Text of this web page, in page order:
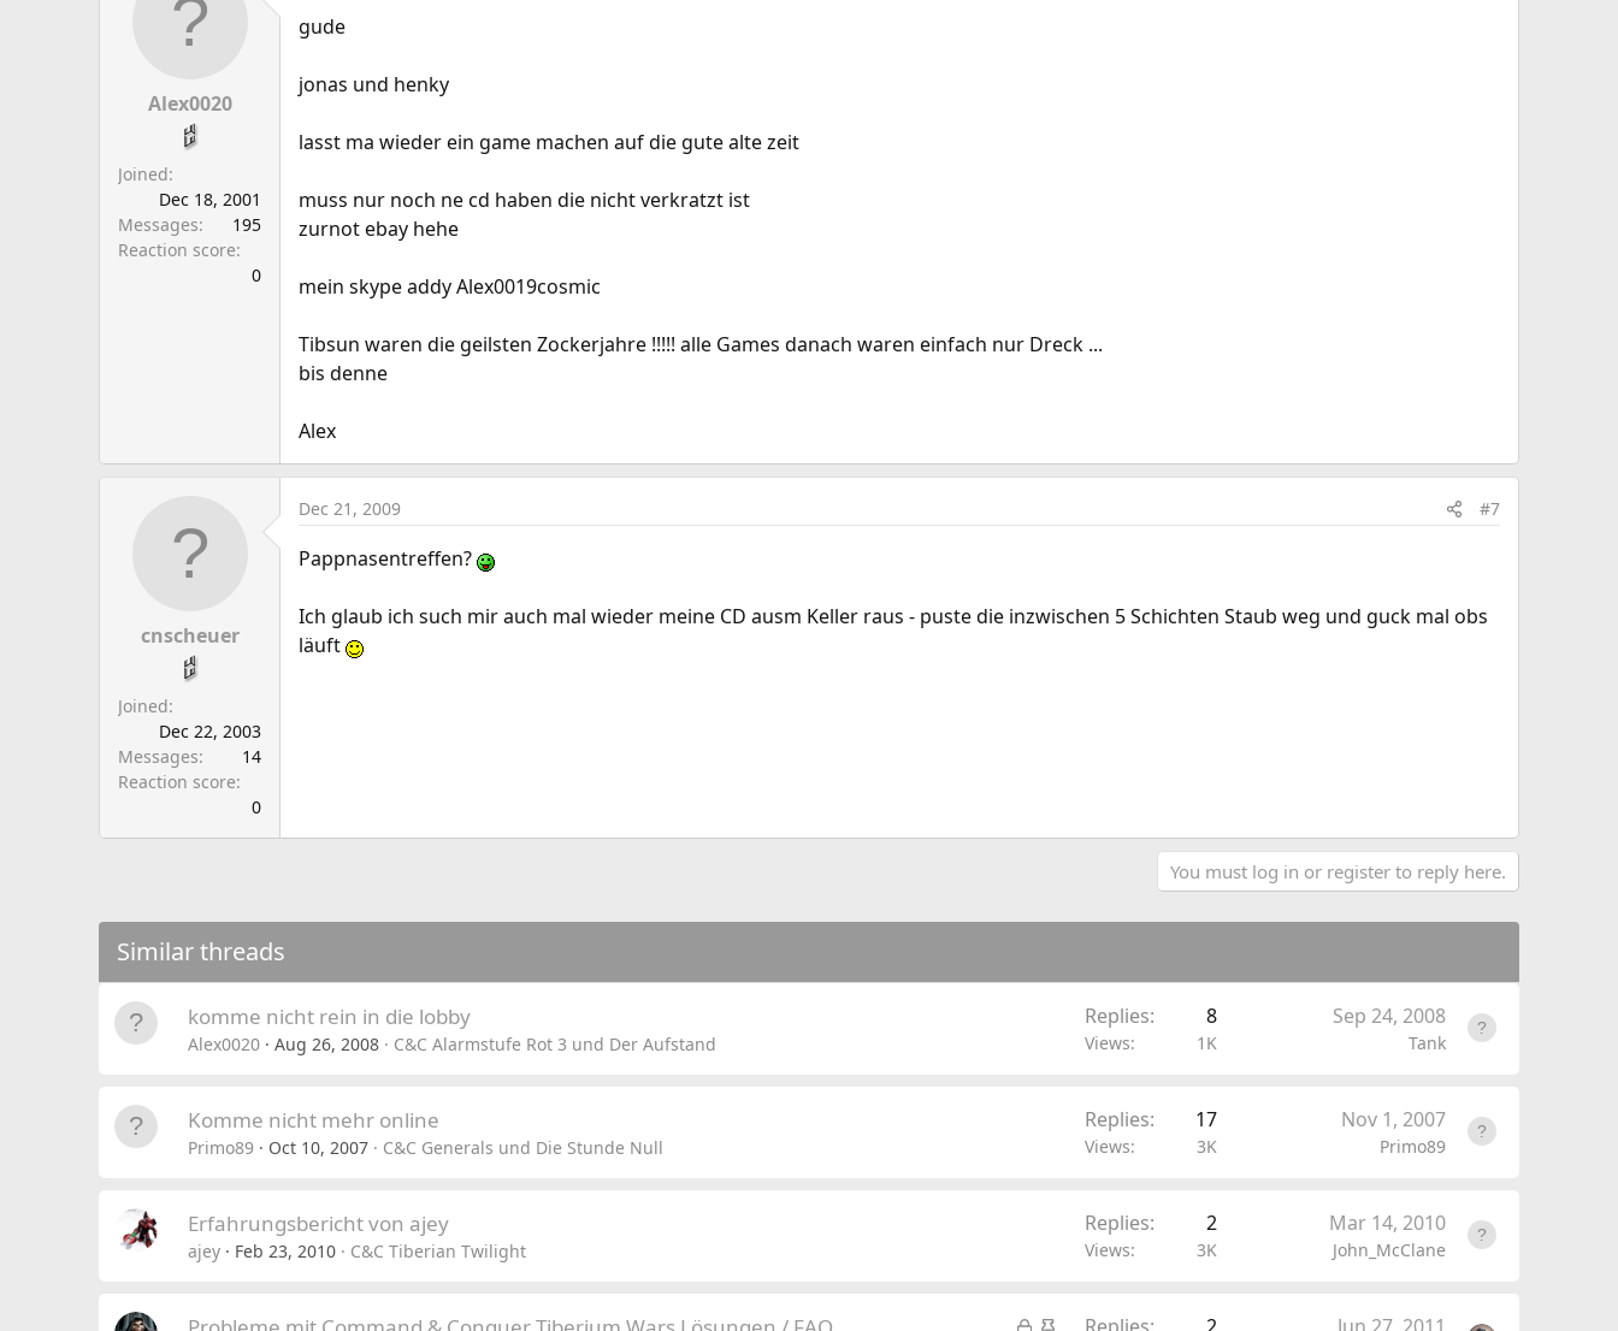
Alex0020
Joined
Dec 18, 2001
Messages
195
Reaction score
0
gude
jonas und henky
lasst ma wieder ein game machen auf die gute alte zeit
muss nur noch ne cd haben die nicht verkratzt ist
zurnot ebay hehe
mein skype addy Alex0019cosmic
Tibsun waren die geilsten Zockerjahre !!!!! alle Games danach waren einfach nur Dreck ...
bis denne
Alex
cnscheuer
Joined
Dec 22, 2003
Messages
14
Reaction score
0
Dec 21, 2009 #7
Pappnasentreffen?
Ich glaub ich such mir auch mal wieder meine CD ausm Keller raus - puste die inzwischen 5 Schichten Staub weg und guck mal obs
läuft
You must log in or register to reply here.
Similar threads
komme nicht rein in die lobby
Alex0020 Aug 26, 2008 C&C Alarmstufe Rot 3 und Der Aufstand
Replies 8
Views 1K
Sep 24, 2008
Tank
Komme nicht mehr online
Primo89 Oct 10, 2007 C&C Generals und Die Stunde Null
Replies 17
Views 3K
Nov 1, 2007
Primo89
Erfahrungsbericht von ajey
ajey Feb 23, 2010 C&C Tiberian Twilight
Replies 2
Views 3K
Mar 14, 2010
John_McClane
L
S